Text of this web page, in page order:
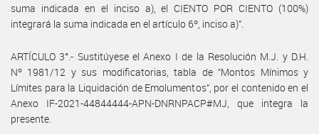
suma indicada en el inciso a), el CIENTO POR CIENTO (100%)
integrará la suma indicada en el artículo 6º, inciso a)”.
ARTÍCULO 3°.- Sustitúyese el Anexo I de la Resolución M.J. y D.H.
Nº 1981/12 y sus modificatorias, tabla de “Montos Mínimos y
Límites para la Liquidación de Emolumentos”, por el contenido en el
Anexo IF-2021-44844444-APN-DNRNPACP#MJ, que integra la
presente.